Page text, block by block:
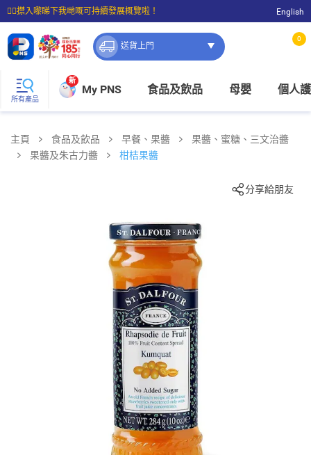
☝🏼㩒入嚟睇下我哋嘅可持續發展概覽啦！
⭐購物滿$399即享免費送貨；滿$100即可免費店取。
English
送貨上門
0
所有產品
新
My PNS 食品及飲品 母嬰 個人
主頁 食品及飲品 早餐、果醬
果醬、蜜糖、三文治醬
果醬及朱古力醬
柑桔果醬
分享給朋友